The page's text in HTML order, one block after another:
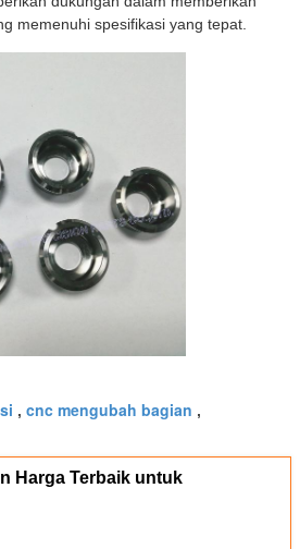
memenuhi spesifikasi yang tepat.
, cnc mengubah bagian ,
Harga Terbaik untuk